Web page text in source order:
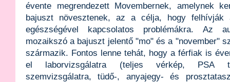
évente megrendezett Movembernek, amelynek
bajuszt növesztenek, az a célja, hogy
egészségével kapcsolatos problémákra. Az
mozaikszó a bajuszt jelentő "mo" és a "november"
származik. Fontos lenne tehát, hogy a férfiak is
el laborvizsgálatra (teljes vérkép, PSA
szemvizsgálatra, tüdő-, anyajegy- és